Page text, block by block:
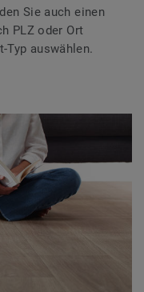
Sie auch einen
PLZ oder Ort
Typ auswählen.